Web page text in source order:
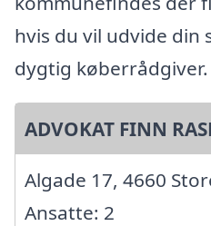
hvis du vil udvide din
dygtig køberrådgiver.
ADVOKAT FINN
Algade 17, 4660
Ansatte: 2